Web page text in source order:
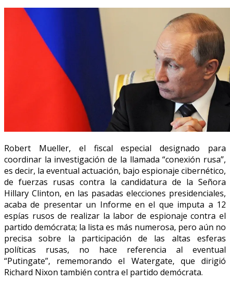
Robert Mueller, el fiscal especial designado para
coordinar la investigación de la llamada “conexión rusa”,
es decir, la eventual actuación, bajo espionaje cibernético,
de fuerzas rusas contra la candidatura de la Señora
Hillary Clinton, en las pasadas elecciones presidenciales,
acaba de presentar un Informe en el que imputa a 12
espías rusos de realizar la labor de espionaje contra el
partido demócrata; la lista es más numerosa, pero aún no
precisa sobre la participación de las altas esferas
políticas rusas, no hace referencia al eventual
“Putingate”, rememorando el Watergate, que dirigió
Richard Nixon también contra el partido demócrata.